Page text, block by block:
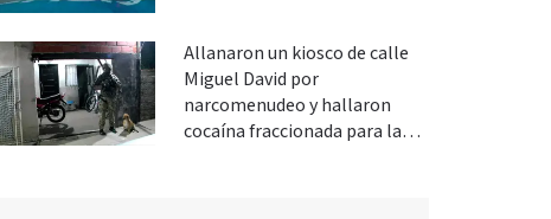
Allanaron un kiosco de calle
Miguel David por
narcomenudeo y hallaron
cocaína fraccionada para la